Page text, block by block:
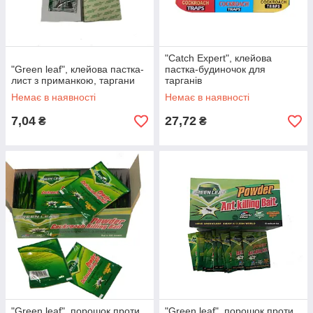
"Green leaf", клейова пастка-
лист з приманкою, таргани
Немає в наявності
7,04 ₴
"Catch Expert", клейова
пастка-будиночок для
тарганів
Немає в наявності
27,72 ₴